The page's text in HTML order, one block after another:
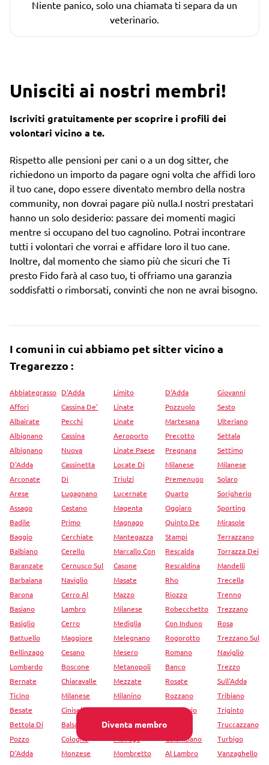
Diventa membro
Niente panico, solo una chiamata ti separa da un
veterinario.
Unisciti ai nostri membri!
Iscriviti gratuitamente per scoprire i profili dei
volontari vicino a te.
Rispetto alle pensioni per cani o a un dog sitter, che
richiedono un importo da pagare ogni volta che affidi loro
il tuo cane, dopo essere diventato membro della nostra
community, non dovrai pagare più nulla.I nostri prestatari
hanno un solo desiderio: passare dei momenti magici
mentre si occupano del tuo cagnolino. Potrai incontrare
tutti i volontari che vorrai e affidare loro il tuo cane.
Inoltre, dal momento che siamo più che sicuri che Ti
presto Fido farà al caso tuo, ti offriamo una garanzia
soddisfatti o rimborsati, convinti che non ne avrai bisogno.
I comuni in cui abbiamo pet sitter vicino a
Tregarezzo :
Abbiategrasso
Affori
Albairate
Albignano
Albignano
D'Adda
Arconate
Arese
Assago
Badile
Baggio
Balbiano
Baranzate
Barbaiana
Barona
Basiano
Basiglio
Battuello
Bellinzago
Lombardo
Bernate
Ticino
Besate
Bettola Di
Pozzo
D'Adda
D'Adda
Cassina De'
Pecchi
Cassina
Nuova
Cassinetta
Di
Lugagnano
Castano
Primo
Cerchiate
Cerello
Cernusco Sul
Naviglio
Cerro Al
Lambro
Cerro
Maggiore
Cesano
Boscone
Chiaravalle
Milanese
Cinisello
Balsamo
Cologno
Monzese
Limito
Linate
Linate
Aeroporto
Linate Paese
Locate Di
Triulzi
Lucernate
Magenta
Magnago
Mantegazza
Marcallo Con
Casone
Masate
Mazzo
Milanese
Mediglia
Melegnano
Mesero
Metanopoli
Mezzate
Milanino
Milano
Millepini
Mombretto
D'Adda
Pozzuolo
Martesana
Precotto
Pregnana
Milanese
Premenugo
Quarto
Oggiaro
Quinto De
Stampi
Rescalda
Rescaldina
Rho
Riozzo
Robecchetto
Con Induno
Rogorotto
Romano
Banco
Rosate
Rozzano
San Bovio
San
Colombano
Al Lambro
Giovanni
Sesto
Ulteriano
Settala
Settimo
Milanese
Solaro
Sorigherio
Sporting
Mirasole
Terrazzano
Torrazza Dei
Mandelli
Trecella
Trenno
Trezzano
Rosa
Trezzano Sul
Naviglio
Trezzo
Sull'Adda
Tribiano
Triginto
Truccazzano
Turbigo
Vanzaghello